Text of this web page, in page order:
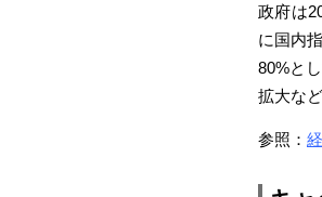
政府は
に国内
80%と
拡大な
参照：